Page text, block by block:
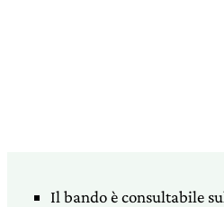
Il bando è consultabile